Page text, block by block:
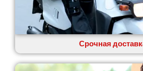
Переяслав
Первомайск
Песочин
Петриков
Петропавловская Борщаговка
Подгородное
Срочная